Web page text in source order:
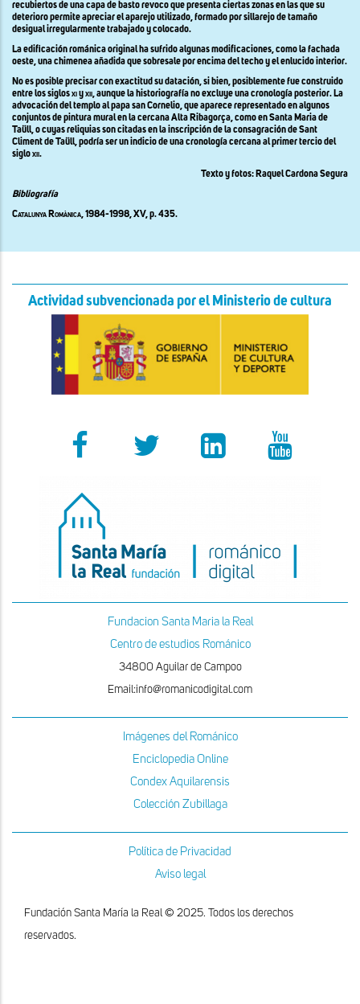
recubiertos de una capa de basto revoco que presenta ciertas zonas en las que su
deterioro permite apreciar el aparejo utilizado, formado por sillarejo de tamaño
desigual irregularmente trabajado y colocado.
La edificación románica original ha sufrido algunas modificaciones, como la fachada
oeste, una chimenea añadida que sobresale por encima del techo y el enlucido interior.
No es posible precisar con exactitud su datación, si bien, posiblemente fue construido
entre los siglosxiyxii,aunque la historiografía no excluye una cronología posterior. La
advocación del templo al papa san Cornelio, que aparece representado en algunos
conjuntos de pintura mural en la cercana Alta Ribagorça, como en Santa Maria de
Taüll, o cuyas reliquias son citadas en la inscripción de la consagración de Sant
Climent de Taüll, podría ser un indicio de una cronología cercana al primer tercio del
sigloxii.
Texto y fotos: Raquel Cardona Segura
Bibliografía
Catalunya Romànica, 1984-1998, XV,p. 435.
Actividad subvencionada por el Ministerio de cultura
Fundacion Santa Maria la Real
Centro de estudios Románico
34800 Aguilar de Campoo
Email:info@romanicodigital.com
Imágenes del Románico
Enciclopedia Online
Condex Aquilarensis
Colección Zubillaga
Política de Privacidad
Aviso legal
Fundación Santa María la Real © 2025. Todos los derechos
reservados.